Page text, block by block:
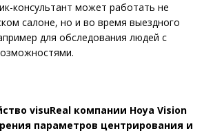
консультант может работать не
салоне, но и во время выездного
для обследования людей с
visuReal компании Hoya Vision
параметров центрирования и